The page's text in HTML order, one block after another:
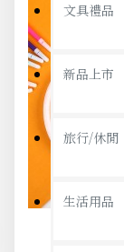
文具禮品
新品上市
旅行/休閒
生活用品